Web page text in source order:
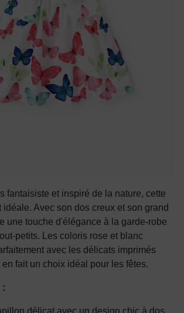
fantaisiste et inspiré de la nature, cette
Avec son dos creux et son grand
une touche d'élégance à la garde-robe
petits. Les coloris rose et blanc
avec les délicats imprimés
fait un choix idéal pour les fêtes.
:
délicat avec un design chic à dos